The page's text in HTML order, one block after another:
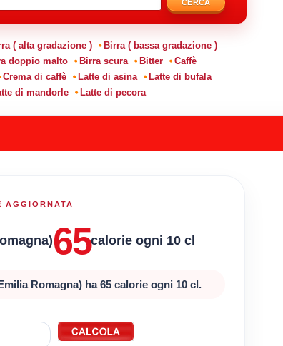
CERCA
( alta gradazione )
Birra ( bassa gradazione )
doppio malto Birra scura Bitter
Caffè
Crema di caffè Latte di asina
Latte di bufala
di mandorle Latte di pecora
AGGIORNATA
65calorie ogni 10 cl
Romagna) ha 65 calorie ogni 10 cl.